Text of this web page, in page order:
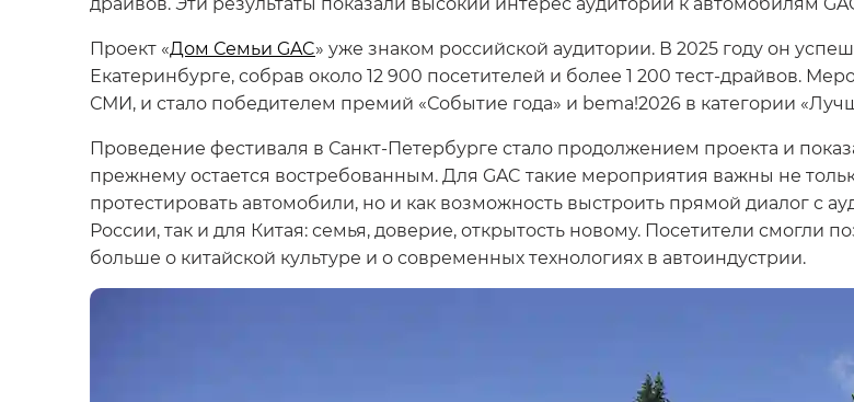
Проект «Дом Семьи GAC» уже знаком российской аудитории. В 2025 году он
Екатеринбурге, собрав около 12 900 посетителей и более 1 200 тест‑драйвов.
СМИ, и стало победителем премий «Событие года» и bema!2026 в категории
Проведение фестиваля в Санкт-Петербурге стало продолжением проекта и
прежнему остается востребованным. Для GAC такие мероприятия важны не
протестировать автомобили, но и как возможность выстроить прямой диалог с
России, так и для Китая: семья, доверие, открытость новому. Посетители смогли
больше о китайской культуре и о современных технологиях в автоиндустрии.